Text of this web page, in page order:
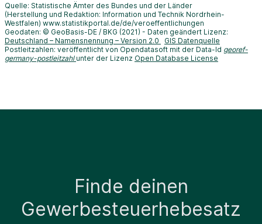
Quelle: Statistische Ämter des Bundes und der Länder
(Herstellung und Redaktion: Information und Technik Nordrhein-
Westfalen) www.statistikportal.de/de/veroeffentlichungen
Geodaten: © GeoBasis-DE / BKG (2021) - Daten geändert Lizenz:
Deutschland – Namensnennung – Version 2.0
GIS Datenquelle
Postleitzahlen: veröffentlicht von Opendatasoft mit der Data-Id georef-
germany-postleitzahl unter der Lizenz Open Database License
Finde deinen
Gewerbesteuerhebesatz